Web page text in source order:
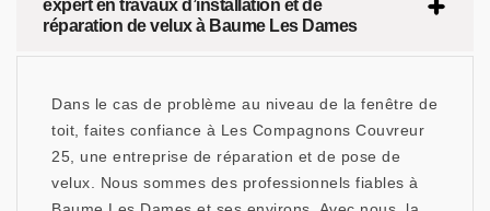
expert en travaux d’installation et de
réparation de velux à Baume Les Dames
Dans le cas de problème au niveau de la fenêtre de
toit, faites confiance à Les Compagnons Couvreur
25, une entreprise de réparation et de pose de
velux. Nous sommes des professionnels fiables à